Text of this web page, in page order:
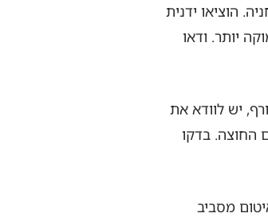
הוציאו ידנית
יותר. ודאו
יש לוודא את
החוצה. בדקו
מסביב